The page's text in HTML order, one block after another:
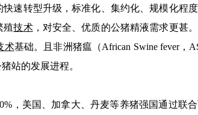
速转型升级，标准化、集约化、规模化程
殖技术，对安全、优质的公猪精液需求更甚
术基础。且非洲猪瘟（African Swine fever，
站的发展进程。
美国、加拿大、丹麦等养猪强国通过联